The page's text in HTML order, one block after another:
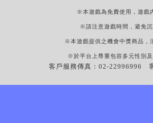
※本遊戲為免費使用，遊戲
※請注意遊戲時間，避免
※本遊戲提供之機會中獎商品，
※於平台上尊重包容多元性別
客戶服務傳真：02-22996996